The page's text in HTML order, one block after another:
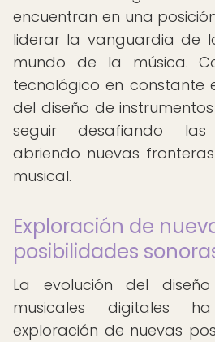
encuentran en una
liderar la vanguardia de
mundo de la música.
tecnológico en constante
del diseño de
seguir desafiando
abriendo nuevas
musical.
Exploración de
posibilidades
La evolución del
musicales digitales
exploración de nuevas